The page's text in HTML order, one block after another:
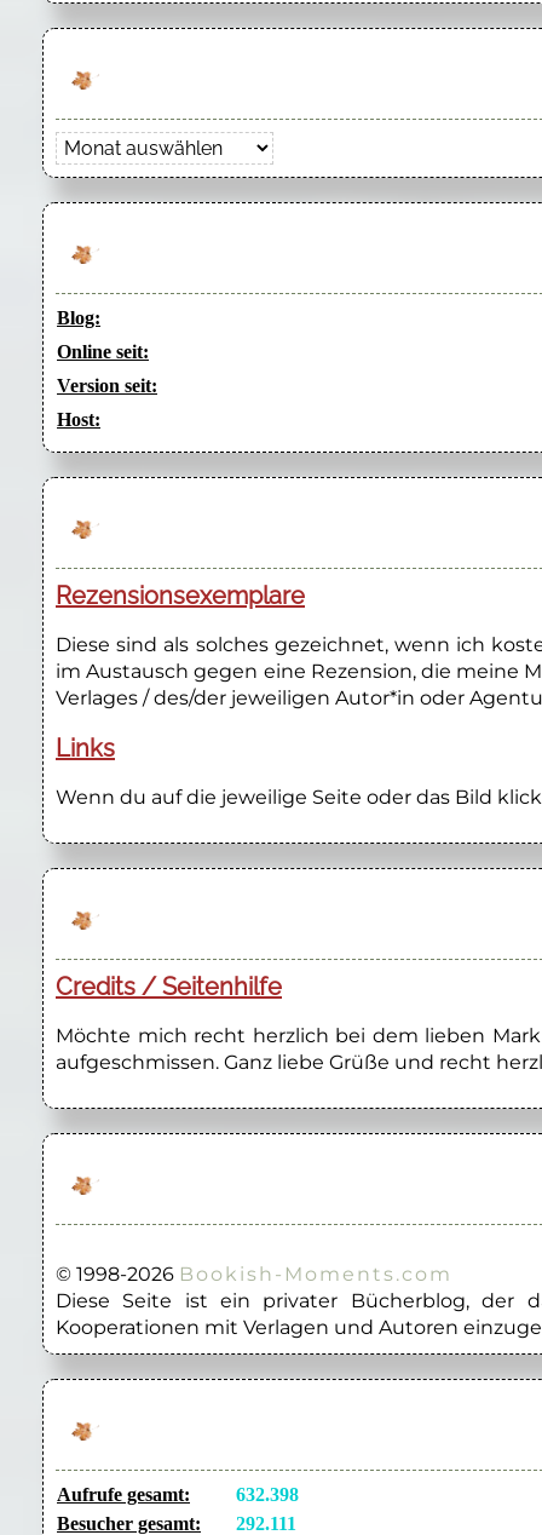
Archiv
Blog:
Online seit:
Version seit:
Host:
Rezensionsexemplare
Diese sind als solches gezeichnet, wenn ich
im Austausch gegen eine Rezension, die meine
Verlages / des/der jeweiligen Autor*in oder
Links
Wenn du auf die jeweilige Seite oder das Bild
Credits / Seitenhilfe
Möchte mich recht herzlich bei dem lieben
aufgeschmissen. Ganz liebe Grüße und recht
© 1998-2026 Bookish-Moments.com
Diese Seite ist ein privater Bücherblog, der
Kooperationen mit Verlagen und Autoren
Aufrufe gesamt:
632.398
Besucher gesamt:
292.111